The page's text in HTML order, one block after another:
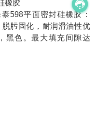
橡胶
598平面密封硅橡胶：
肟固化，耐润滑油性优
黑色。最大填充间隙达